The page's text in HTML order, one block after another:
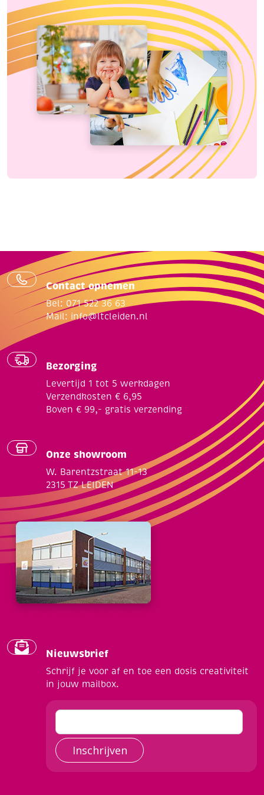
Contact opnemen
Bel: 071 522 36 63
Mail: info@ltcleiden.nl
Bezorging
Levertijd 1 tot 5 werkdagen
Verzendkosten € 6,95
Boven € 99,- gratis verzending
Onze showroom
W. Barentzstraat 11-13
2315 TZ LEIDEN
Nieuwsbrief
Schrijf je voor af en toe een dosis creativiteit
in jouw mailbox.
Inschrijven